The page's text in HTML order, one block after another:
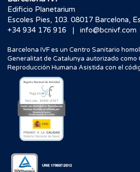
Edificio Planetarium
Escoles Pies, 103. 08017 Barcelona,
+34 934 176 916
| info@bcnivf.com
Barcelona IVF es un Centro Sanitario
Generalitat de Catalunya autorizado como
Reproducción Humana Asistida con el